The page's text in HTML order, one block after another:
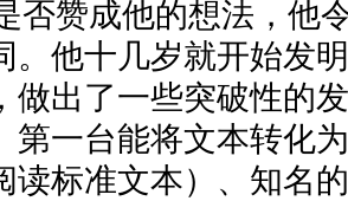
否赞成他的想法，他
。他十几岁就开始发
做出了一些突破性的
第一台能将文本转化
读标准文本）、知名